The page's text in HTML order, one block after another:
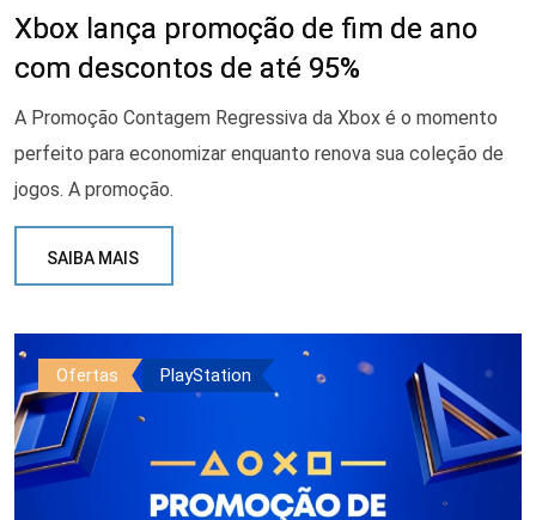
Xbox lança promoção de fim de ano
com descontos de até 95%
A Promoção Contagem Regressiva da Xbox é o momento
perfeito para economizar enquanto renova sua coleção de
jogos. A promoção.
SAIBA MAIS
Ofertas PlayStation